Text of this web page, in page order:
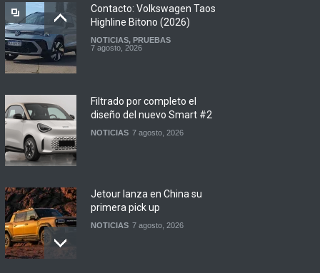
Contacto: Volkswagen Taos
Highline Bitono (2026)
NOTICIAS, PRUEBAS
7 agosto, 2026
Filtrado por completo el
diseño del nuevo Smart #2
NOTICIAS 7 agosto, 2026
Jetour lanza en China su
primera pick up
NOTICIAS 7 agosto, 2026